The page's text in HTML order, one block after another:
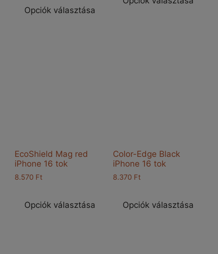
Opciók választása
EcoShield Mag red
iPhone 16 tok
8.570 Ft
Opciók választása
Color-Edge Black
iPhone 16 tok
8.370 Ft
Opciók választása